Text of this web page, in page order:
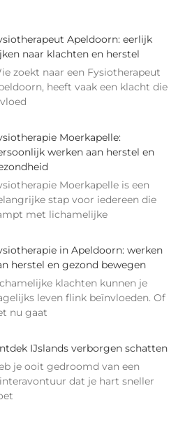
Apeldoorn: eerlijk
naar klachten en herstel
zoekt naar een Fysiotherapeut
heeft vaak een klacht die
Moerkapelle:
werken aan herstel en
Moerkapelle is een
stap voor iedereen die
met lichamelijke
in Apeldoorn: werken
herstel en gezond bewegen
klachten kunnen je
leven flink beïnvloeden. Of
nu gaat
IJslands verborgen schatten
je ooit gedroomd van een
dat je hart sneller